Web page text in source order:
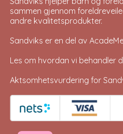
sammen gjennom
andre kvalitetsprodukter.
Sandviks er en del av
Les om hvordan vi behandler
Aktsomhetsvurdering for